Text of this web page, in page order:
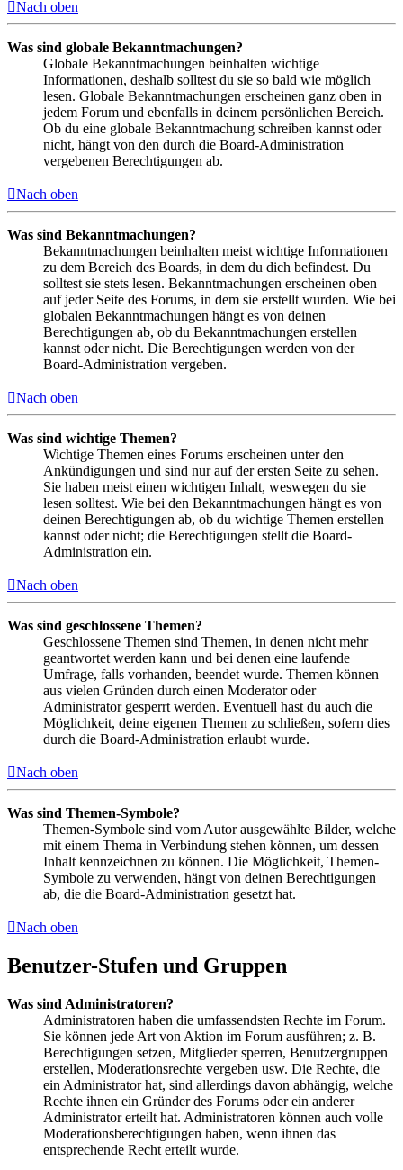
Nach oben
Was sind globale Bekanntmachungen?
Globale Bekanntmachungen beinhalten wichtige
Informationen, deshalb solltest du sie so bald wie möglich
lesen. Globale Bekanntmachungen erscheinen ganz oben in
jedem Forum und ebenfalls in deinem persönlichen Bereich.
Ob du eine globale Bekanntmachung schreiben kannst oder
nicht, hängt von den durch die Board-Administration
vergebenen Berechtigungen ab.
Nach oben
Was sind Bekanntmachungen?
Bekanntmachungen beinhalten meist wichtige Informationen
zu dem Bereich des Boards, in dem du dich befindest. Du
solltest sie stets lesen. Bekanntmachungen erscheinen oben
auf jeder Seite des Forums, in dem sie erstellt wurden. Wie bei
globalen Bekanntmachungen hängt es von deinen
Berechtigungen ab, ob du Bekanntmachungen erstellen
kannst oder nicht. Die Berechtigungen werden von der
Board-Administration vergeben.
Nach oben
Was sind wichtige Themen?
Wichtige Themen eines Forums erscheinen unter den
Ankündigungen und sind nur auf der ersten Seite zu sehen.
Sie haben meist einen wichtigen Inhalt, weswegen du sie
lesen solltest. Wie bei den Bekanntmachungen hängt es von
deinen Berechtigungen ab, ob du wichtige Themen erstellen
kannst oder nicht; die Berechtigungen stellt die Board-
Administration ein.
Nach oben
Was sind geschlossene Themen?
Geschlossene Themen sind Themen, in denen nicht mehr
geantwortet werden kann und bei denen eine laufende
Umfrage, falls vorhanden, beendet wurde. Themen können
aus vielen Gründen durch einen Moderator oder
Administrator gesperrt werden. Eventuell hast du auch die
Möglichkeit, deine eigenen Themen zu schließen, sofern dies
durch die Board-Administration erlaubt wurde.
Nach oben
Was sind Themen-Symbole?
Themen-Symbole sind vom Autor ausgewählte Bilder, welche
mit einem Thema in Verbindung stehen können, um dessen
Inhalt kennzeichnen zu können. Die Möglichkeit, Themen-
Symbole zu verwenden, hängt von deinen Berechtigungen
ab, die die Board-Administration gesetzt hat.
Nach oben
Benutzer-Stufen und Gruppen
Was sind Administratoren?
Administratoren haben die umfassendsten Rechte im Forum.
Sie können jede Art von Aktion im Forum ausführen; z. B.
Berechtigungen setzen, Mitglieder sperren, Benutzergruppen
erstellen, Moderationsrechte vergeben usw. Die Rechte, die
ein Administrator hat, sind allerdings davon abhängig, welche
Rechte ihnen ein Gründer des Forums oder ein anderer
Administrator erteilt hat. Administratoren können auch volle
Moderationsberechtigungen haben, wenn ihnen das
entsprechende Recht erteilt wurde.